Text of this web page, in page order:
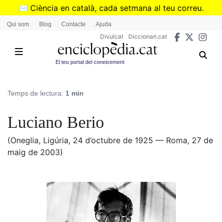
Vés
✉️ Ciència en català, cada setmana al teu correu.
➜Subscriu-te al butlletí de Divulcat
Qui som Blog Contacte Ajuda
Divulcat Diccionari.cat
El teu portal del coneixement
Temps de lectura: 1 min
Luciano Berio
(Oneglia, Ligúria, 24 d’octubre de 1925 — Roma, 27 de
maig de 2003)